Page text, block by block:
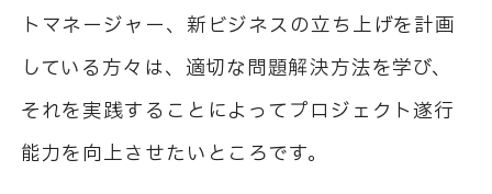
トマネージャー、新ビジネスの立ち上げを計画
している方々は、適切な問題解決方法を学び、
それを実践することによってプロジェクト遂行
能力を向上させたいところです。